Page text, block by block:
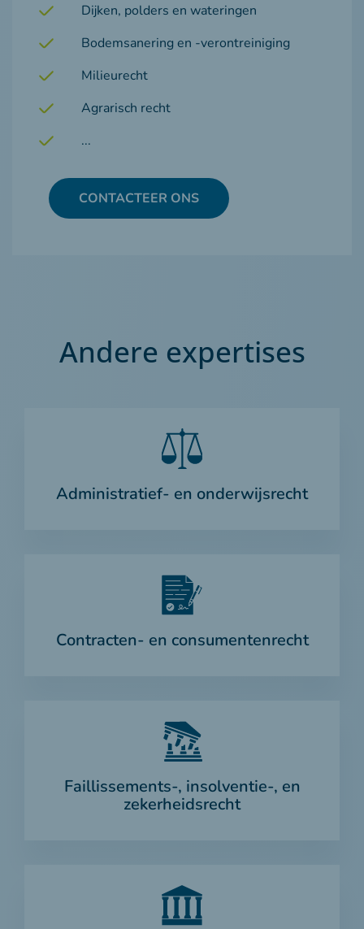
Dijken, polders en wateringen
Bodemsanering en -verontreiniging
Milieurecht
Agrarisch recht
...
CONTACTEER ONS
Andere expertises
Administratief- en onderwijsrecht
Contracten- en consumentenrecht
Faillissements-, insolventie-, en
zekerheidsrecht